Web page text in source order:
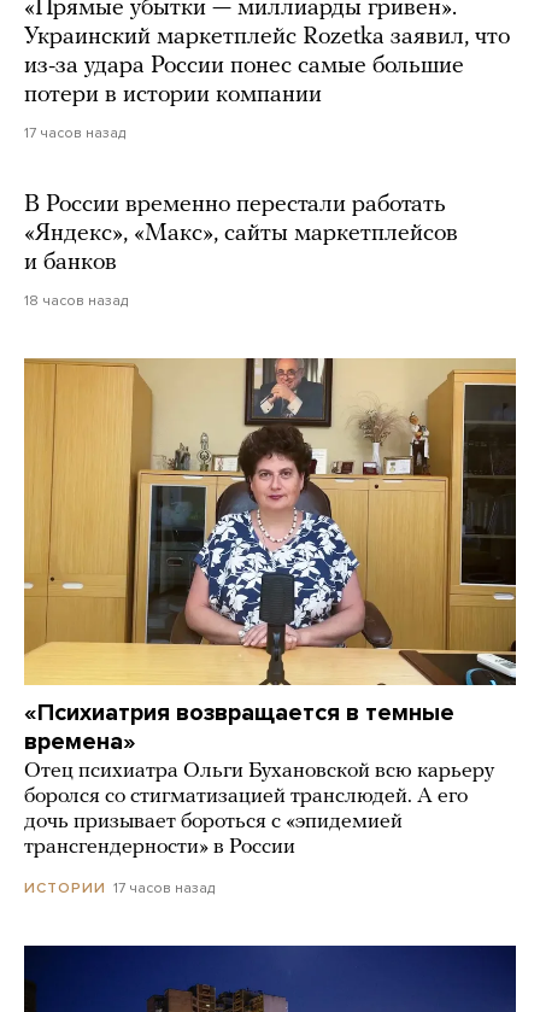
«Прямые убытки — миллиарды гривен».
Украинский маркетплейс Rozetka заявил, что
из-за удара России понес самые большие
потери в истории компании
17 часов назад
В России временно перестали работать
«Яндекс», «Макс», сайты маркетплейсов
и банков
18 часов назад
«Психиатрия возвращается в темные
времена»
Отец психиатра Ольги Бухановской всю карьеру
боролся со стигматизацией транслюдей. А его
дочь призывает бороться с «эпидемией
трансгендерности» в России
ИСТОРИИ 17 часов назад